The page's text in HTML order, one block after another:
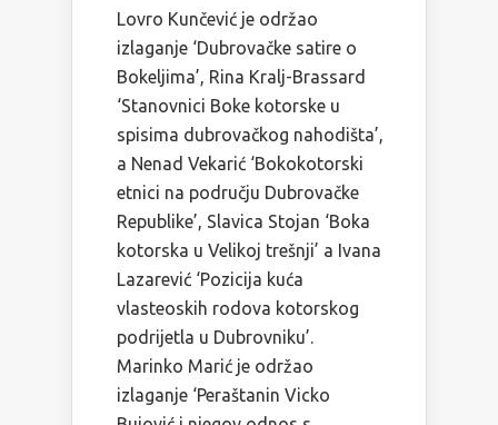
Lovro Kunčević je održao
izlaganje ‘Dubrovačke satire o
Bokeljima’, Rina Kralj-Brassard
‘Stanovnici Boke kotorske u
spisima dubrovačkog nahodišta’,
a Nenad Vekarić ‘Bokokotorski
etnici na području Dubrovačke
Republike’, Slavica Stojan ‘Boka
kotorska u Velikoj trešnji’ a Ivana
Lazarević ‘Pozicija kuća
vlasteoskih rodova kotorskog
podrijetla u Dubrovniku’.
Marinko Marić je održao
izlaganje ‘Peraštanin Vicko